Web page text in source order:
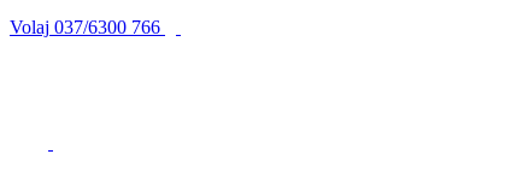
Volaj 037/6300 766